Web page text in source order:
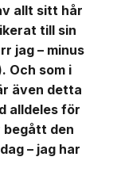
allt sitt hår
till sin
jag – minus
Och som i
även detta
alldeles för
begått den
– jag har